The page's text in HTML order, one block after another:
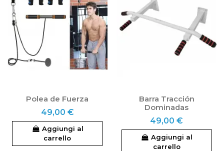
Polea de Fuerza
49,00 €
Aggiungi al
carrello
Barra Tracción
Dominadas
49,00 €
Aggiungi al
carrello